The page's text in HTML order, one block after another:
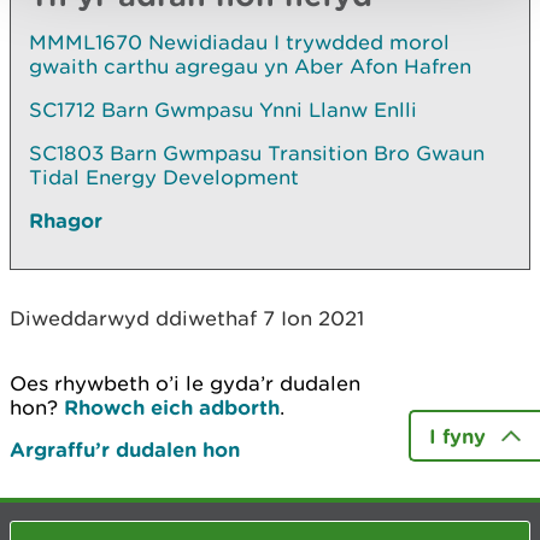
MMML1670 Newidiadau I trywdded morol
gwaith carthu agregau yn Aber Afon Hafren
SC1712 Barn Gwmpasu Ynni Llanw Enlli
SC1803 Barn Gwmpasu Transition Bro Gwaun
Tidal Energy Development
Rhagor
Diweddarwyd ddiwethaf 7 Ion 2021
Oes rhywbeth o’i le gyda’r dudalen
hon? Rhowch eich adborth.
Argraffu’r dudalen hon
I fyny